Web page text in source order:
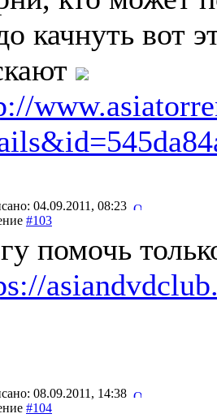
качнуть вот
04.09.2011, 08:23
#103
помочь
08.09.2011, 14:38
#104